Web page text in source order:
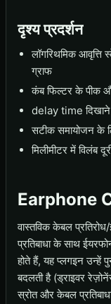
दृश्य प्रदर्शन
लॉगरिथमिक आवृत्ति
ग्राफ
कंब फिल्टर के पीक
delay time
सटीक समायोजन के
मिलीमीटर में विलंब
Earphone
वास्तविक केबल
प्रतिबाधा के साथ
होते हैं, यह प्लगइन उन्हें
बदलती है (ड्राइवर
स्रोत और केबल